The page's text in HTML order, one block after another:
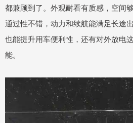
都兼顾到了。外观耐看有质感，空间
通过性不错，动力和续航能满足长途
也能提升用车便利性，还有对外放电
能。